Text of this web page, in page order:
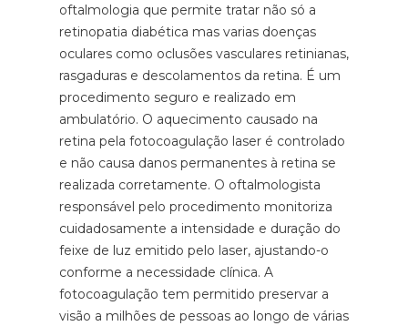
oftalmologia que permite tratar não só a
retinopatia diabética mas varias doenças
oculares como oclusões vasculares retinianas,
rasgaduras e descolamentos da retina. É um
procedimento seguro e realizado em
ambulatório. O aquecimento causado na
retina pela fotocoagulação laser é controlado
e não causa danos permanentes à retina se
realizada corretamente. O oftalmologista
responsável pelo procedimento monitoriza
cuidadosamente a intensidade e duração do
feixe de luz emitido pelo laser, ajustando-o
conforme a necessidade clínica. A
fotocoagulação tem permitido preservar a
visão a milhões de pessoas ao longo de várias